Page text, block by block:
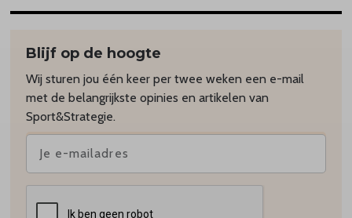
Blijf op de hoogte
Wij sturen jou één keer per twee weken een e-mail
met de belangrijkste opinies en artikelen van
Sport&Strategie.